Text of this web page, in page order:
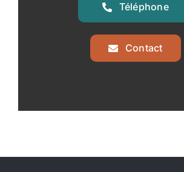
Téléphone
Contact